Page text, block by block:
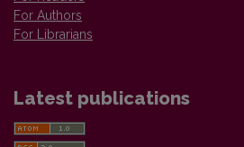
For Authors
For Librarians
Latest publications